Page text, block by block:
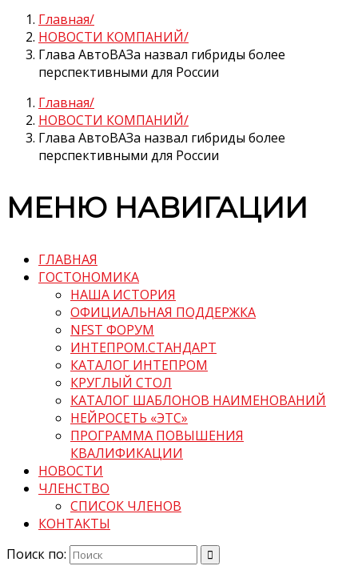
Главная
НОВОСТИ КОМПАНИЙ
Глава АвтоВАЗа назвал гибриды более
перспективными для России
Главная
НОВОСТИ КОМПАНИЙ
Глава АвтоВАЗа назвал гибриды более
перспективными для России
МЕНЮ НАВИГАЦИИ
ГЛАВНАЯ
ГОСТОНОМИКА
НАША ИСТОРИЯ
ОФИЦИАЛЬНАЯ ПОДДЕРЖКА
NFST ФОРУМ
ИНТЕПРОМ.СТАНДАРТ
КАТАЛОГ ИНТЕПРОМ
КРУГЛЫЙ СТОЛ
КАТАЛОГ ШАБЛОНОВ НАИМЕНОВАНИЙ
НЕЙРОСЕТЬ «ЭТС»
ПРОГРАММА ПОВЫШЕНИЯ
КВАЛИФИКАЦИИ
НОВОСТИ
ЧЛЕНСТВО
СПИСОК ЧЛЕНОВ
КОНТАКТЫ
Поиск по: